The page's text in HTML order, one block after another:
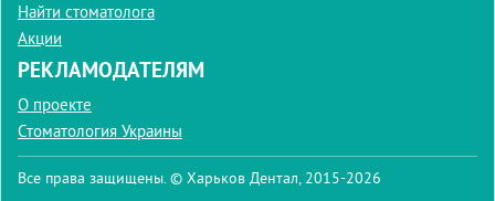
Найти стоматолога
Акции
РЕКЛАМОДАТЕЛЯМ
О проекте
Стоматология Украины
Все права защищены. © Харьков Дентал, 2015-2026